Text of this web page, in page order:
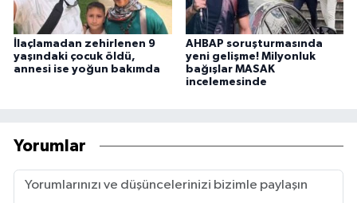
İlaçlamadan zehirlenen 9
yaşındaki çocuk öldü,
annesi ise yoğun bakımda
AHBAP soruşturmasında
yeni gelişme! Milyonluk
bağışlar MASAK
incelemesinde
Yorumlar